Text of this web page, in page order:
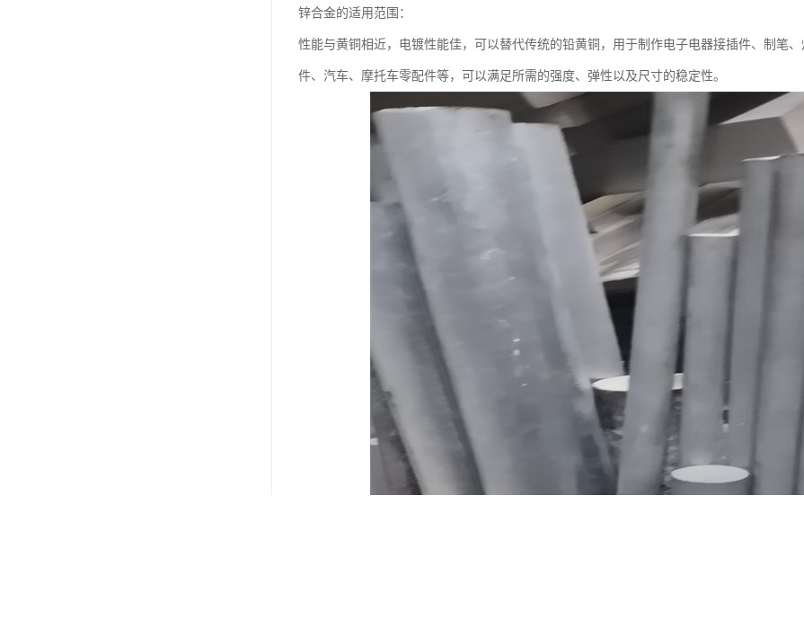
锌合金的适用范围：
性能与黄铜相近，电镀性能佳，可以替代传统的铅黄铜，用于制作电子电器接插件、制笔
件、汽车、摩托车零配件等，可以满足所需的强度、弹性以及尺寸的稳定性。